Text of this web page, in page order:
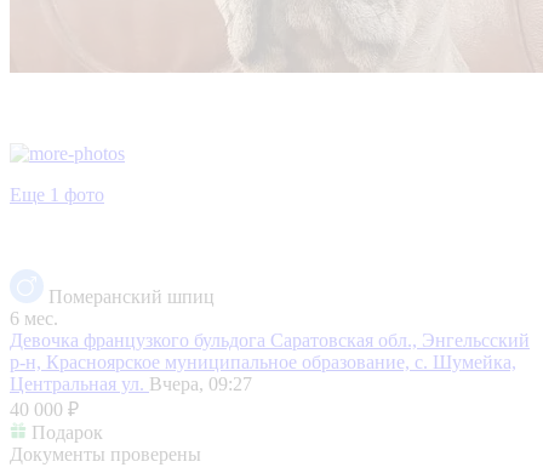
Еще 1 фото
Померанский шпиц
6 мес.
Девочка французкого бульдога Саратовская обл., Энгельсский
р-н, Красноярское муниципальное образование, с. Шумейка,
Центральная ул. Вчера, 09:27
40 000 ₽
Подарок
Документы проверены